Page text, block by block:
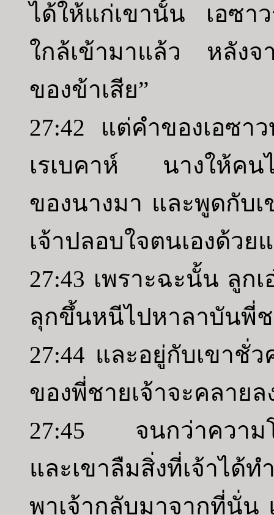
ได้ให้แก่เขานั้น เอซา
ใกล้เข้ามาแล้ว หลังจ
ของข้าเสีย”
27:42 แต่คำของเอซา
เรเบคาห์ นางให้คนไ
ของนางมา และพูดกับเ
เจ้าปลอบใจตนเองด้วย
27:43 เพราะฉะนั้น ลูก
ลุกขึ้นหนีไปหาลาบันพี่
27:44 และอยู่กับเขาชั่
ของพี่ชายเจ้าจะคลายล
27:45 จนกว่าความโ
และเขาลืมสิ่งที่เจ้าได้
พาเจ้ากลับมาจากที่นั่น